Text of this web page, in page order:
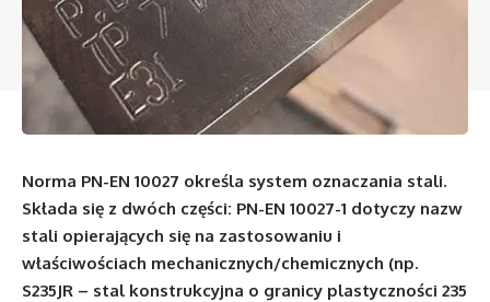
Norma PN-EN 10027 określa system oznaczania stali.
Składa się z dwóch części: PN-EN 10027-1 dotyczy nazw
stali opierających się na zastosowaniu i
właściwościach mechanicznych/chemicznych (np.
S235JR – stal konstrukcyjna o granicy plastyczności 235